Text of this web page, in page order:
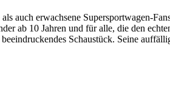
erwachsene Supersportwagen-
ab 10 Jahren und für alle, die den
Schaustück. Seine